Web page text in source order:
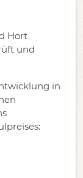
Hort
und
in